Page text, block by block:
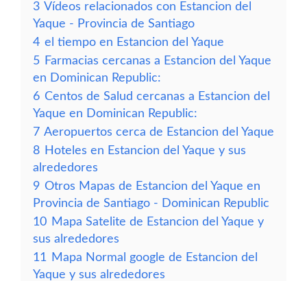
3 Vídeos relacionados con Estancion del
Yaque - Provincia de Santiago
4 el tiempo en Estancion del Yaque
5 Farmacias cercanas a Estancion del Yaque
en Dominican Republic:
6 Centos de Salud cercanas a Estancion del
Yaque en Dominican Republic:
7 Aeropuertos cerca de Estancion del Yaque
8 Hoteles en Estancion del Yaque y sus
alrededores
9 Otros Mapas de Estancion del Yaque en
Provincia de Santiago - Dominican Republic
10 Mapa Satelite de Estancion del Yaque y
sus alrededores
11
Mapa Normal google de Estancion del
Yaque y sus alrededores